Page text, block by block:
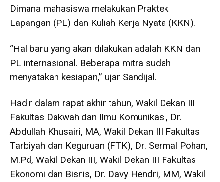
Dimana mahasiswa melakukan Praktek
Lapangan (PL) dan Kuliah Kerja Nyata (KKN).
“Hal baru yang akan dilakukan adalah KKN dan
PL internasional. Beberapa mitra sudah
menyatakan kesiapan,” ujar Sandijal.
Hadir dalam rapat akhir tahun, Wakil Dekan III
Fakultas Dakwah dan Ilmu Komunikasi, Dr.
Abdullah Khusairi, MA, Wakil Dekan III Fakultas
Tarbiyah dan Keguruan (FTK), Dr. Sermal Pohan,
M.Pd, Wakil Dekan III, Wakil Dekan III Fakultas
Ekonomi dan Bisnis, Dr. Davy Hendri, MM, Wakil